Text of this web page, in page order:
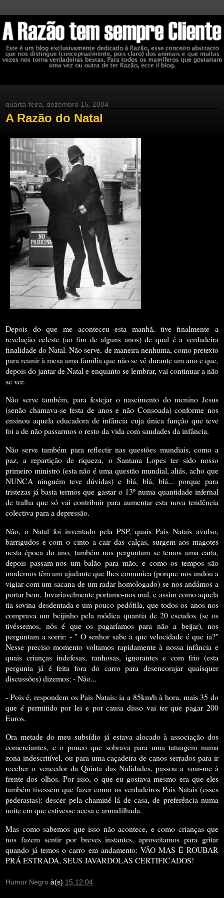
quarta-feira, dezembro 15, 2004
A Razão do Natal
Depois do que me aconteceu esta manhã, tive finalmente a
revelação celeste (ao fim de alguns anos) de qual é a verdadeira
finalidade do Natal.Não serve, de maneira nenhuma, como pretexto
para reunir à mesa uma família que não se vê durante um ano e que,
depois do jantar de Natal e enquanto se lembrar, vai continuar a não
se ver.
Não serve também, para festejar o nascimento do menino Jesus
(senão chamava-se festa de anos e não Consoada) conforme nos
ensinou aquela educadora de infância cuja única função que teve
foi a de não passarmos o resto da vida com saudades da infância.
Não serve também para reflectir nas questões mundiais, como a
paz, a repartição de riqueza, o Santana Lopes ter sido nosso
primeiro ministro (esta não é uma questão mundial, aliás, acho que
NUNCA ninguém teve dúvidas) e blá, blá, blá... porque para
tristezas já basta termos que gastar o 13º numa quantidade infernal
de tralha que só vai contribuir para aumentar esta nova tendência
colectiva para a depressão.
Não, o Natal foi inventado pela PSP, quais Pais Natais avulso,
barrigudos e com o cinto a cair das calças, surgem aos magotes
nesta época do ano, também nos perguntam se temos uma carta,
depois passam-nos um balão para mão, e como os tempos são
modernos têm um ajudante que lhes comunica (porque nos andou a
vigiar com um sacana de um radar homologado) se nos andámos a
portar bem. Invariavelmente portamo-nos mal,e assim como aquela
tia sovina desdentada e um pouco pedófila, que todos os anos nos
comprava um beijinho pela módica quantia de 20 escudos (se os
tivéssemos, nós é que os pagaríamos para não a beijar), nos
perguntam a sorrir: - " O senhor sabe a que velocidade é que ia?"
Nesse preciso momento voltamos rapidamente à nossa infância e
quais crianças indefesas, ranhosas, ignorantes e com frio (esta
pergunta já é feita fora do carro para desencorajar quaisquer
discussões) dizemos: - Não...
- Pois é, respondem os Pais Natais: ia a 85km/h à hora, mais 35 do
que é permitido por lei e por causa disso vai ter que pagar 200
Euros.
Ora metade do meu subsídio já estava alocado à associação dos
comerciantes, e o pouco que sobrava para uma tatuagem numa
zona indescritível, ou para uma caçadeira de canos serrados para ir
receber o vencedor da Quinta das Nulidades, passou a voar-me à
frente dos olhos. Por isso, o que eu gostava mesmo era que eles
também tivessem que fazer como os verdadeiros Pais Natais (esses
pederastas): descer pela chaminé lá de casa, de preferência numa
noite em que estivesse acesa e armadilhada.
Mas como sabemos que isso não acontece, e como crianças que
nos fazem sentir por breves instantes, aproveitamos para gritar
quando já temos o carro em andamento: VÃO MAS É ROUBAR
PRÁ ESTRADA, SEUS JAVARDOLAS CERTIFICADOS!
Humor Negro à(s) 15.12.04